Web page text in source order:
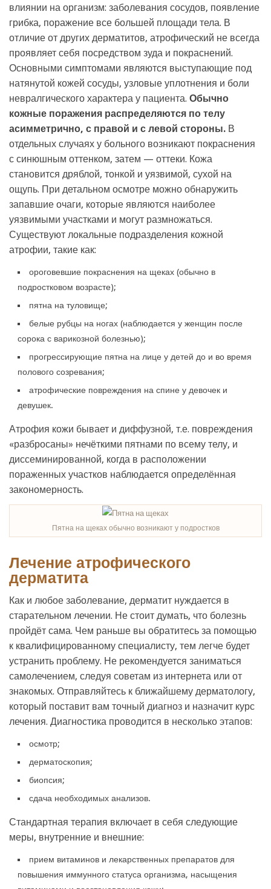
влиянии на организм: заболевания сосудов, появление
грибка, поражение все большей площади тела. В
отличие от других дерматитов, атрофический не всегда
проявляет себя посредством зуда и покраснений.
Основными симптомами являются выступающие под
натянутой кожей сосуды, узловые уплотнения и боли
невралгического характера у пациента. Обычно
кожные поражения распределяются по телу
асимметрично, с правой и с левой стороны. В
отдельных случаях у больного возникают покраснения
с синюшным оттенком, затем — оттеки. Кожа
становится дряблой, тонкой и уязвимой, сухой на
ощупь. При детальном осмотре можно обнаружить
запавшие очаги, которые являются наиболее
уязвимыми участками и могут размножаться.
Существуют локальные подразделения кожной
атрофии, такие как:
ороговевшие покраснения на щеках (обычно в
подростковом возрасте);
пятна на туловище;
белые рубцы на ногах (наблюдается у женщин после
сорока с варикозной болезнью);
прогрессирующие пятна на лице у детей до и во время
полового созревания;
атрофические повреждения на спине у девочек и
девушек.
Атрофия кожи бывает и диффузной, т.е. повреждения
«разбросаны» нечёткими пятнами по всему телу, и
диссеминированной, когда в расположении
пораженных участков наблюдается определённая
закономерность.
Пятна на щеках обычно возникают у подростков
Лечение атрофического
дерматита
Как и любое заболевание, дерматит нуждается в
старательном лечении. Не стоит думать, что болезнь
пройдёт сама. Чем раньше вы обратитесь за помощью
к квалифицированному специалисту, тем легче будет
устранить проблему. Не рекомендуется заниматься
самолечением, следуя советам из интернета или от
знакомых. Отправляйтесь к ближайшему дерматологу,
который поставит вам точный диагноз и назначит курс
лечения. Диагностика проводится в несколько этапов:
осмотр;
дерматоскопия;
биопсия;
сдача необходимых анализов.
Стандартная терапия включает в себя следующие
меры, внутренние и внешние:
прием витаминов и лекарственных препаратов для
повышения иммунного статуса организма, насыщения